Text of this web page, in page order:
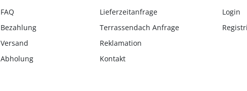
FAQ
Bezahlung
Versand
Abholung
Lieferzeitanfrage
Terrassendach Anfrage
Reklamation
Kontakt
Login